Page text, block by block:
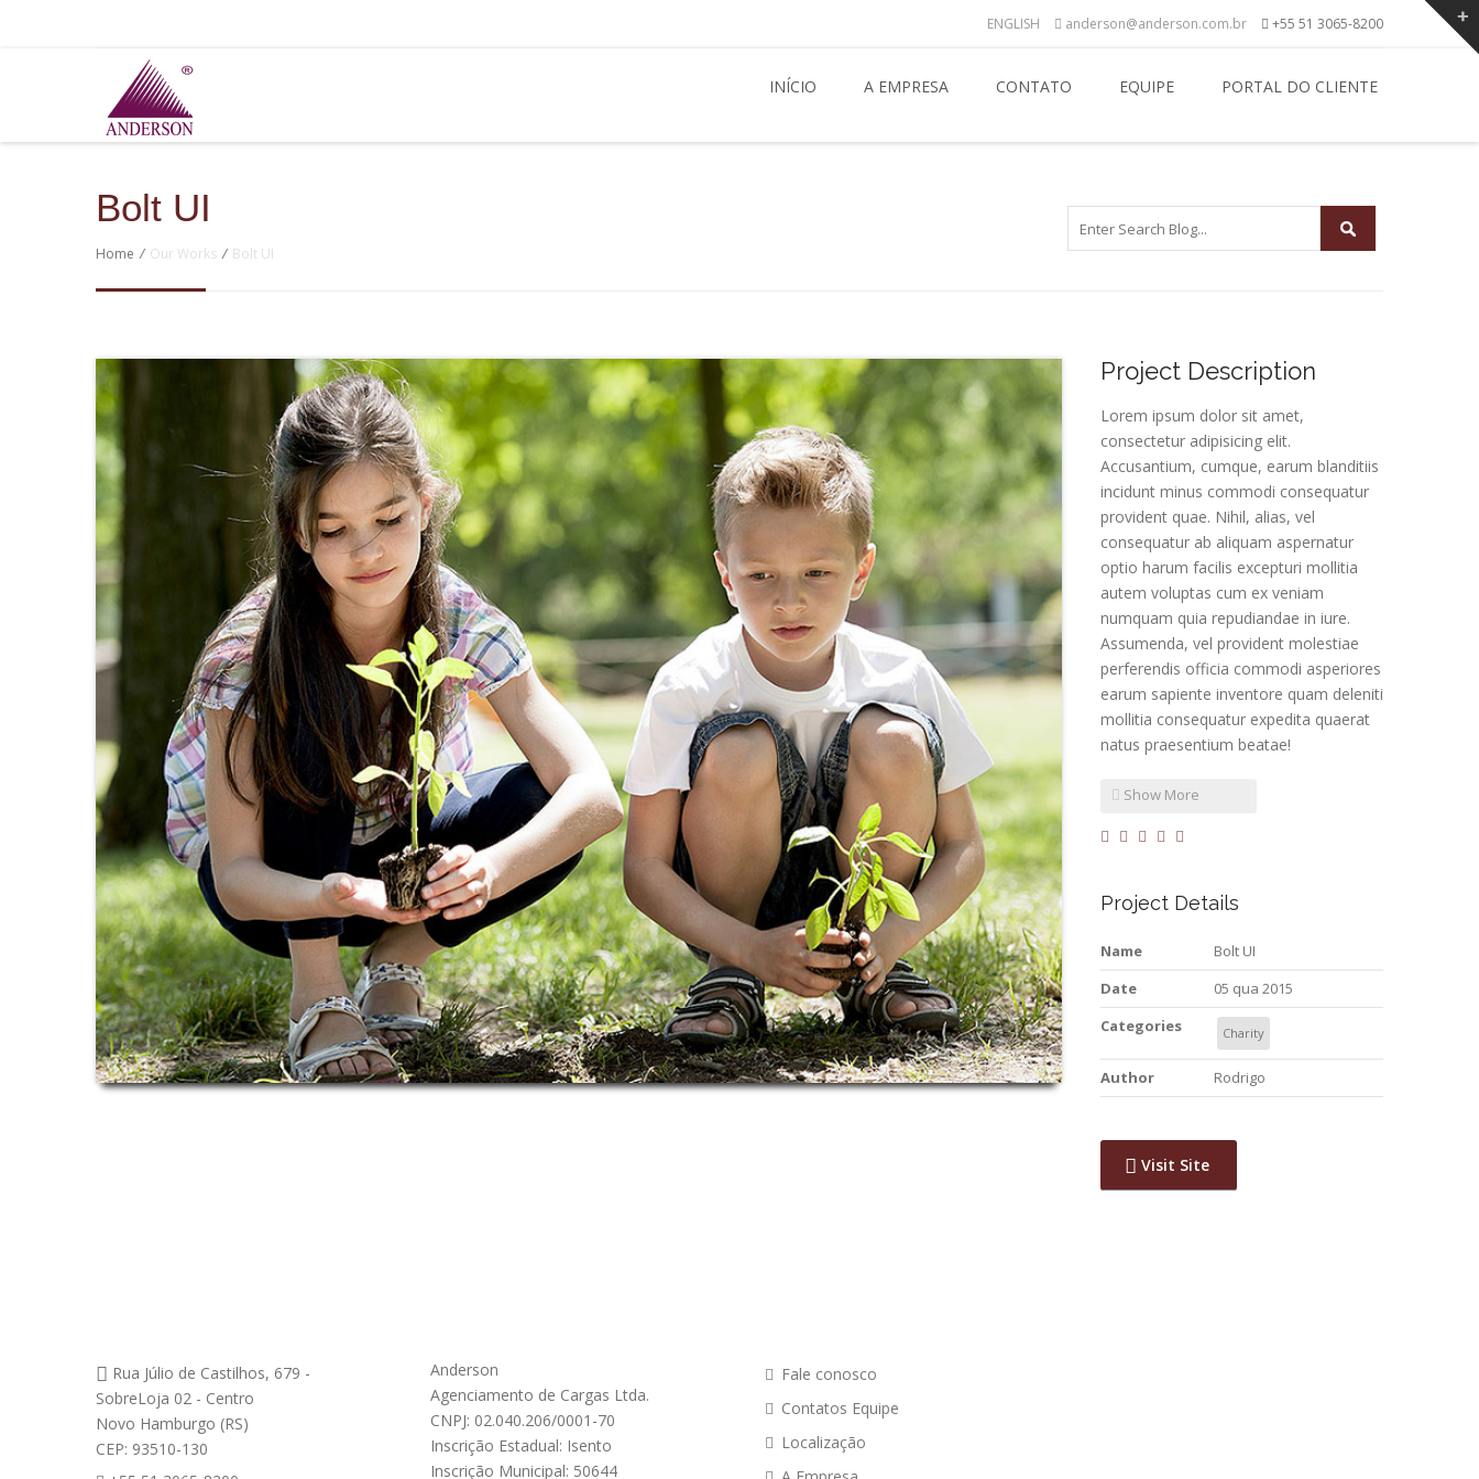
anderson@anderson.com.br +55 51 3065-8200
ENGLISH
INÍCIO A EMPRESA CONTATO EQUIPE PORTAL DO CLIENTE
Bolt UI
Home / Our Works / Bolt UI
Project Description
Lorem ipsum dolor sit amet,
consectetur adipisicing elit.
Accusantium, cumque, earum blanditiis
incidunt minus commodi consequatur
provident quae. Nihil, alias, vel
consequatur ab aliquam aspernatur
optio harum facilis excepturi mollitia
autem voluptas cum ex veniam
numquam quia repudiandae in iure.
Assumenda, vel provident molestiae
perferendis officia commodi asperiores
earum sapiente inventore quam deleniti
mollitia consequatur expedita quaerat
natus praesentium beatae!
Show More
Project Details
Name
Bolt UI
Date
05 qua 2015
Categories
Charity
Author Rodrigo
Visit Site
Rua Júlio de Castilhos, 679 -
SobreLoja 02 - Centro
Novo Hamburgo (RS)
CEP: 93510-130
Anderson
Agenciamento de Cargas Ltda.
CNPJ: 02.040.206/0001-70
Inscrição Estadual: Isento
Inscrição Municipal: 50644
Fale conosco
Contatos Equipe
Localização